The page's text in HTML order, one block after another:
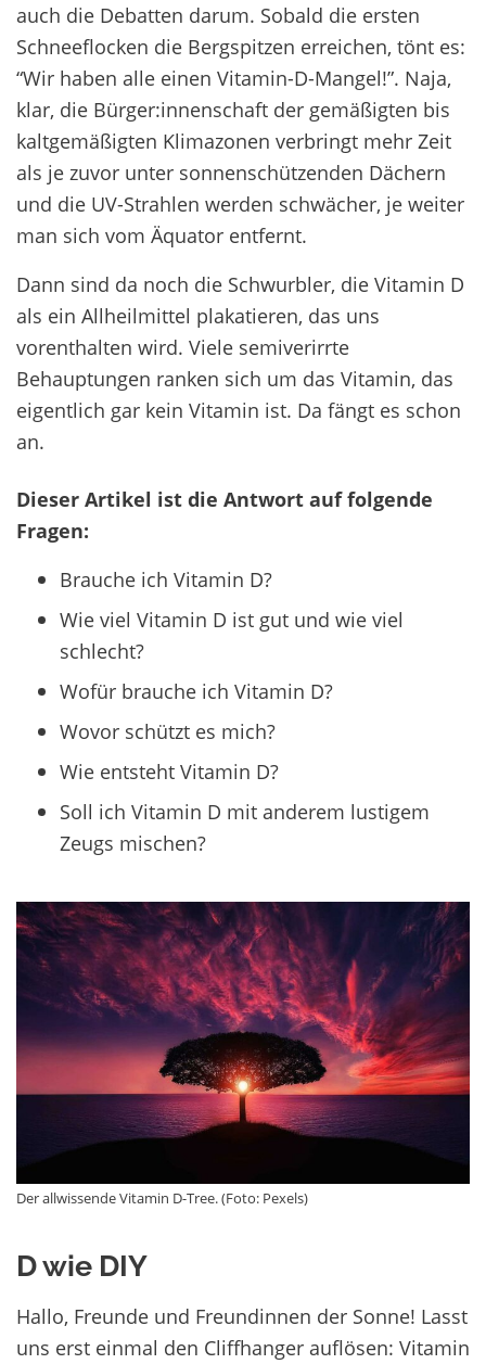
auch die Debatten darum. Sobald die ersten
Schneeflocken die Bergspitzen erreichen, tönt es:
“Wir haben alle einen Vitamin-D-Mangel!”. Naja,
klar, die Bürger:innenschaft der gemäßigten bis
kaltgemäßigten Klimazonen verbringt mehr Zeit
als je zuvor unter sonnenschützenden Dächern
und die UV-Strahlen werden schwächer, je weiter
man sich vom Äquator entfernt.
Dann sind da noch die Schwurbler, die Vitamin D
als ein Allheilmittel plakatieren, das uns
vorenthalten wird. Viele semiverirrte
Behauptungen ranken sich um das Vitamin, das
eigentlich gar kein Vitamin ist. Da fängt es schon
an.
Dieser Artikel ist die Antwort auf folgende
Fragen:
Brauche ich Vitamin D?
Wie viel Vitamin D ist gut und wie viel
schlecht?
Wofür brauche ich Vitamin D?
Wovor schützt es mich?
Wie entsteht Vitamin D?
Soll ich Vitamin D mit anderem lustigem
Zeugs mischen?
Der allwissende Vitamin D-Tree. (Foto: Pexels)
D wie DIY
Hallo, Freunde und Freundinnen der Sonne! Lasst
uns erst einmal den Cliffhanger auflösen: Vitamin